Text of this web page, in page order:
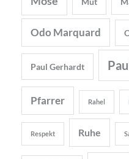
Odo Marquard
Paul Gerhardt
Pfarrer Rahel
Respekt Ruhe